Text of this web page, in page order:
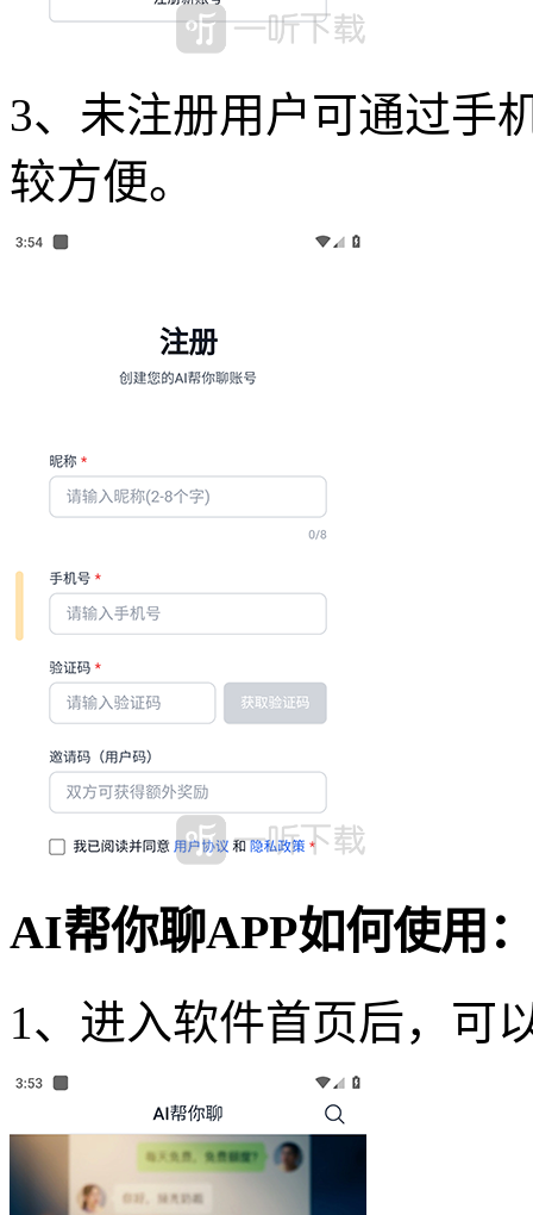
3、未注册用户可通过手
较方便。
AI帮你聊APP如何使用
1、进入软件首页后，可